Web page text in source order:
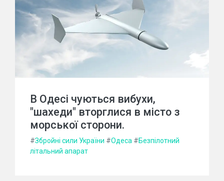
В Одесі чуються вибухи,
"шахеди" вторглися в місто з
морської сторони.
#Збройні сили України #Одеса #Безпілотний
літальний апарат